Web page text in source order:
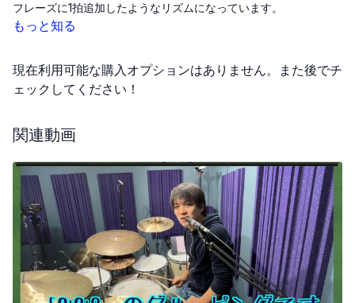
フレーズに1拍追加したようなリズムになっています。
ましょう。
もっと知る
現在利用可能な購入オプションはありません。また後でチ
ェックしてください！
関連動画